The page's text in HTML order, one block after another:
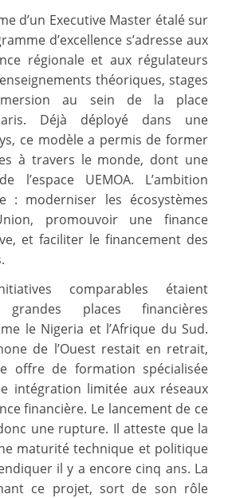
d’un Executive Master étalé sur
d’excellence s’adresse aux
régionale et aux régulateurs
théoriques, stages
au sein de la place
Déjà déployé dans une
ce modèle a permis de former
à travers le monde, dont une
l’espace UEMOA. L’ambition
: moderniser les écosystèmes
promouvoir une finance
et faciliter le financement des
comparables étaient
grandes places financières
le Nigeria et l’Afrique du Sud.
de l’Ouest restait en retrait,
offre de formation spécialisée
intégration limitée aux réseaux
financière. Le lancement de ce
une rupture. Il atteste que la
maturité technique et politique
il y a encore cinq ans. La
ce projet, sort de son rôle